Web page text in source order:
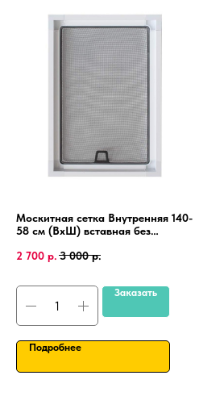
Москитная сетка Внутренняя 140-
58 см (ВхШ) вставная без
ПВХ, алюминиевая рамка.
2 700 р. 3 000 р.
Заказать
Подробнее